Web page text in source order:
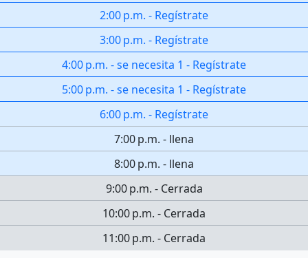
2:00 p.m. - Regístrate
3:00 p.m. - Regístrate
4:00 p.m. -se necesita 1 - Regístrate
5:00 p.m. -se necesita 1 - Regístrate
6:00 p.m. - Regístrate
7:00 p.m. - llena
8:00 p.m. - llena
9:00 p.m. - Cerrada
10:00 p.m. - Cerrada
11:00 p.m. - Cerrada